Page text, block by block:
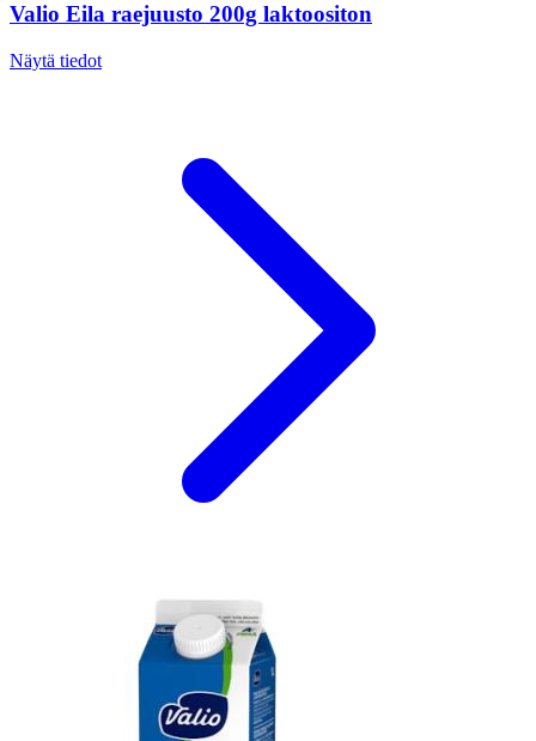
Valio Eila raejuusto 200g laktoositon
Näytä tiedot